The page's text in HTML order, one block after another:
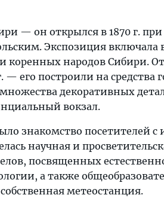
— он открылся в 1870 г.
Экспозиция включала
коренных народов Сибири.
— его построили на средства
декоративных
вокзал.
знакомство посетителей с
научная и
посвященных
а также
собственная метеостанция.